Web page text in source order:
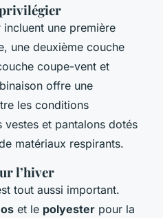
privilégier
une première
une deuxième couche
coupe-vent et
offre une
les conditions
vestes et pantalons dotés
matériaux respirants.
l’hiver
tout aussi important.
et le polyester pour la